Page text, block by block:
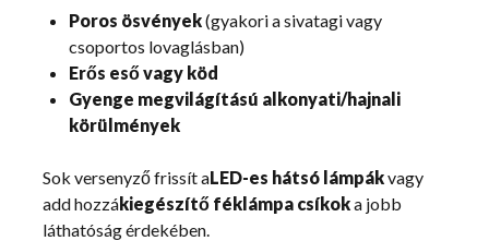
Poros ösvények(gyakori a sivatagi vagy
csoportos lovaglásban)
Erős eső vagy köd
Gyenge megvilágítású alkonyati/hajnali
körülmények
Sok versenyző frissít aLED-es hátsó lámpákvagy
add hozzákiegészítő féklámpa csíkoka jobb
láthatóság érdekében.